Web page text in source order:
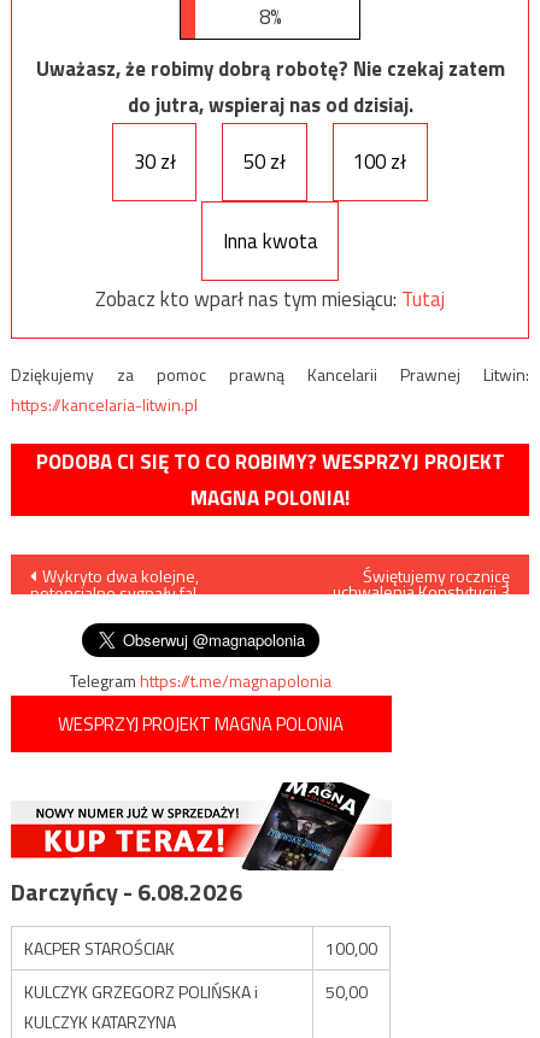
8%
Uważasz, że robimy dobrą robotę? Nie czekaj zatem
do jutra, wspieraj nas od dzisiaj.
30 zł
50 zł 100 zł
Inna kwota
Zobacz kto wparł nas tym miesiącu: Tutaj
Dziękujemy za pomoc prawną Kancelarii Prawnej Litwin:
https://kancelaria-litwin.pl
PODOBA CI SIĘ TO CO ROBIMY? WESPRZYJ PROJEKT
MAGNA POLONIA!
Nawigacja
wpisu
Wykryto dwa kolejne,
potencjalne sygnały fal
Świętujemy rocznicę
uchwalenia Konstytucji 3
Telegramhttps://t.me/magnapolonia
WESPRZYJ PROJEKT MAGNA POLONIA
Darczyńcy - 6.08.2026
KACPER STAROŚCIAK
100,00
KULCZYK GRZEGORZ POLIŃSKA i
KULCZYK KATARZYNA
50,00